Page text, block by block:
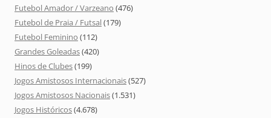
Futebol Amador / Varzeano (476)
Futebol de Praia / Futsal(179)
Futebol Feminino (112)
Grandes Goleadas(420)
Hinos de Clubes(199)
Jogos Amistosos Internacionais(527)
Jogos Amistosos Nacionais(1.531)
Jogos Históricos(4.678)